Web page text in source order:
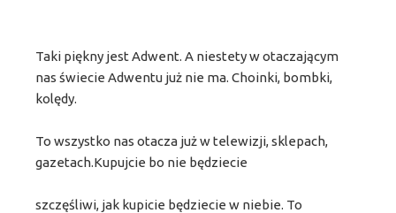
Taki piękny jest Adwent. A niestety w otaczającym
nas świecie Adwentu już nie ma. Choinki, bombki,
kolędy.
To wszystko nas otacza już w telewizji, sklepach,
gazetach.Kupujcie bo nie będziecie
szczęśliwi, jak kupicie będziecie w niebie. To